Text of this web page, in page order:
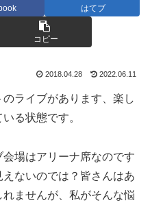
はてブ
コピー
2018.04.28 2022.06.11
ライブがあります、楽し
る状態です。
場はアリーナ席なのです
ないのでは？皆さんはあ
ませんが、私がそんな悩